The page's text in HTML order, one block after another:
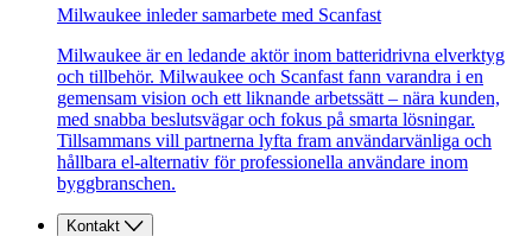
Milwaukee inleder samarbete med Scanfast
Milwaukee är en ledande aktör inom batteridrivna elverktyg
och tillbehör. Milwaukee och Scanfast fann varandra i en
gemensam vision och ett liknande arbetssätt – nära kunden,
med snabba beslutsvägar och fokus på smarta lösningar.
Tillsammans vill partnerna lyfta fram användarvänliga och
hållbara el-alternativ för professionella användare inom
byggbranschen.
Kontakt